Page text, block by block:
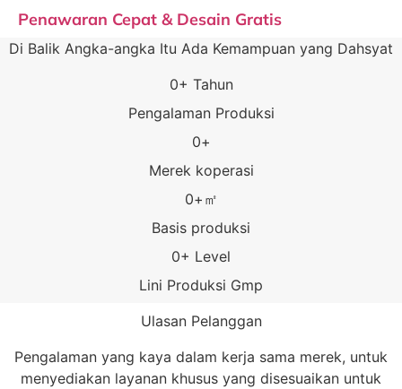
Penawaran Cepat & Desain Gratis
Di Balik Angka-angka Itu Ada Kemampuan yang Dahsyat
Pengalaman Produksi
0+ Tahun
Merek koperasi
0+
Basis produksi
0+㎡
Lini Produksi Gmp
0+ Level
Ulasan Pelanggan
Pengalaman yang kaya dalam kerja sama merek, untuk
menyediakan layanan khusus yang disesuaikan untuk